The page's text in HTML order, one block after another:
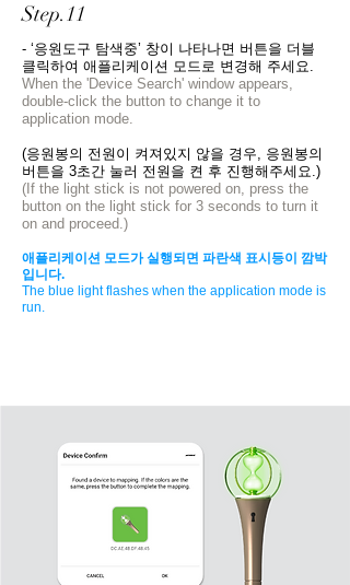
Step.11
- ‘응원도구 탐색중’ 창이 나타나면 버튼을 더블
클릭하여 애플리케이션 모드로 변경해 주세요.
When the 'Device Search' window appears,
double-click the button to change it to
application mode.
(응원봉의 전원이 켜져있지 않을 경우, 응원봉의
버튼을 3초간 눌러 전원을 켠 후 진행해주세요.)
(If the light stick is not powered on, press the
button on the light stick for 3 seconds to turn it
on and proceed.)
애플리케이션 모드가 실행되면 파란색 표시등이 깜박
입니다.
The blue light flashes when the application mode is
run.